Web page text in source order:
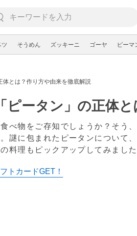
ツ そうめん ズッキーニ ゴーヤ ピーマ
体とは？作り方や由来を徹底解説
ピータン」の正体
食べ物をご存知でしょうか？そう
謎に包まれたピータンについて
料理もピックアップしてみまし
トカードGET！